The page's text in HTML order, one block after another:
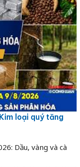
loại quý tăng
Dầu, vàng và cà